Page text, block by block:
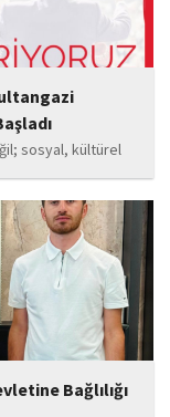
sosyal, kültürel
gençlerimizin
ruhunu daha
ekip...
Bağlılığı